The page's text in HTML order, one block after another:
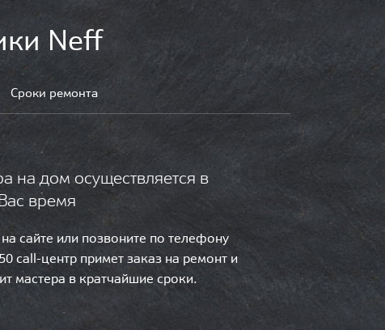
Neff
Сроки ремонта
на дом осуществляется в
время
на сайте или позвоните по телефону
call-центр примет заказ на ремонт и
мастера в кратчайшие сроки.